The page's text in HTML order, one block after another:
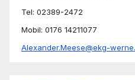
Tel: 02389-2472
Mobil: 0176 14211077
Alexander.Meese@ekg-